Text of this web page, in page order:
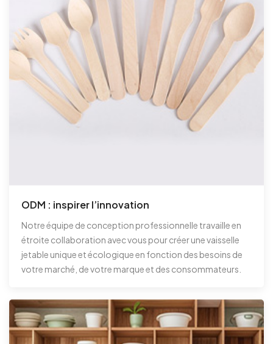
ODM : inspirer l’innovation
Notre équipe de conception professionnelle travaille en
étroite collaboration avec vous pour créer une vaisselle
jetable unique et écologique en fonction des besoins de
votre marché, de votre marque et des consommateurs.